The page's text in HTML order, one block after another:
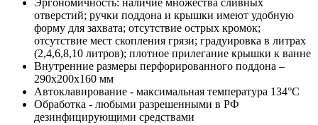
Эргономичность: наличие множества сливных
отверстий; ручки поддона и крышки имеют удобную
форму для захвата; отсутствие острых кромок;
отсутствие мест скопления грязи; градуировка в литрах
(2,4,6,8,10 литров); плотное прилегание крышки к ванне
Внутренние размеры перфорированного поддона –
290х200х160 мм
Автоклавирование - максимальная температура 134°С
Обработка - любыми разрешенными в РФ
дезинфицирующими средствами